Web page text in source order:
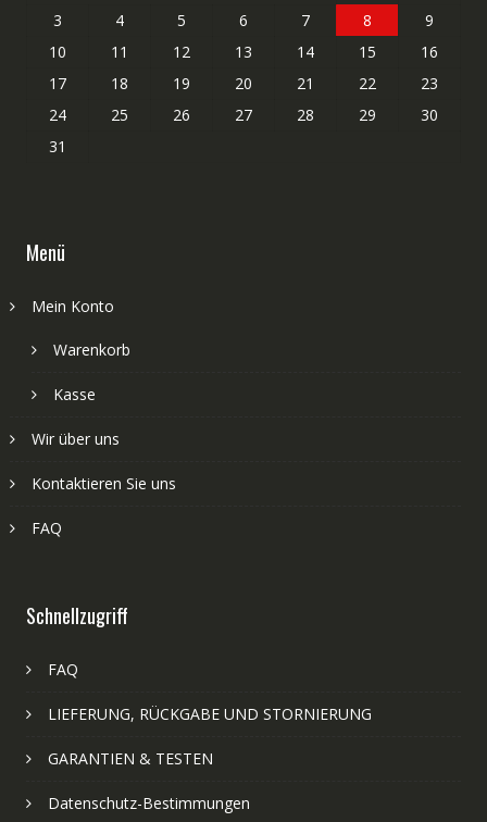
3
4 5 6 7 8
9
10
11 12 13 14 15
16
17
18 19 20 21 22
23
24
25 26 27 28 29
30
31
Menü
Mein Konto
Warenkorb
Kasse
Wir über uns
Kontaktieren Sie uns
FAQ
Schnellzugriff
FAQ
LIEFERUNG, RÜCKGABE UND STORNIERUNG
GARANTIEN & TESTEN
Datenschutz-Bestimmungen